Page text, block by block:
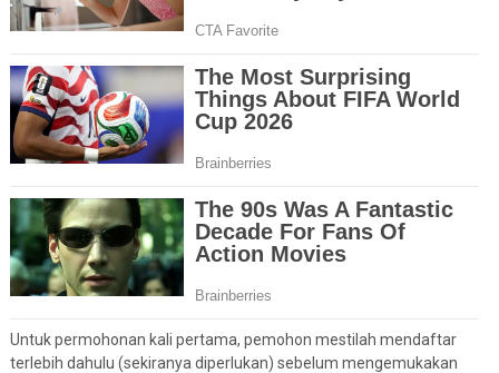
Untuk permohonan kali pertama, pemohon mestilah mendaftar
terlebih dahulu (sekiranya diperlukan) sebelum mengemukakan